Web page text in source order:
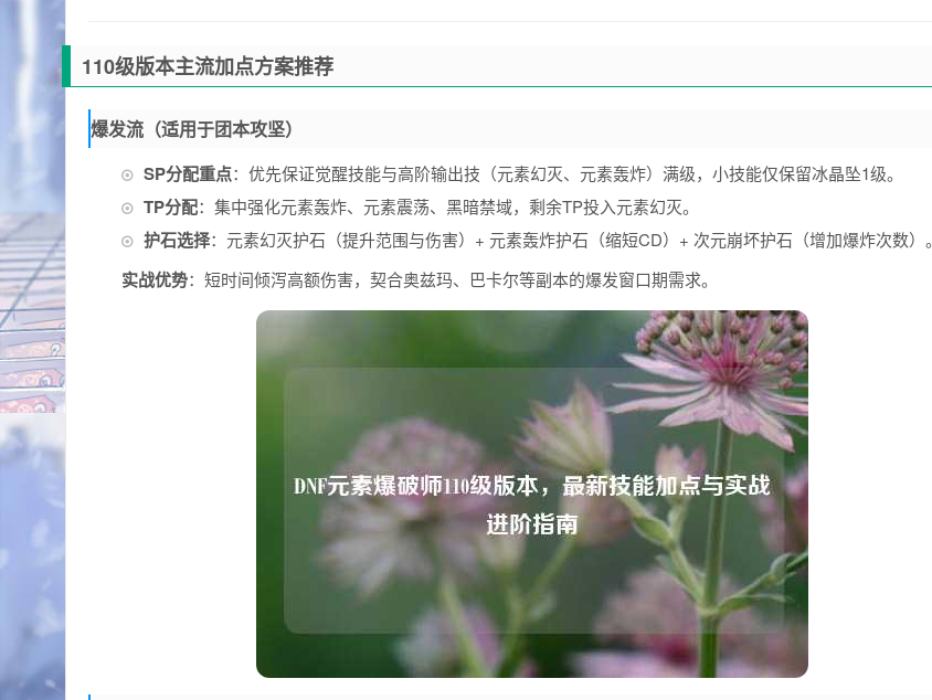
110级版本主流加点方案推荐
爆发流（适用于团本攻坚）
SP分配重点：优先保证觉醒技能与高阶输出技（元素幻灭、元素轰炸）满级，小技能仅保留冰晶坠1级。
TP分配：集中强化元素轰炸、元素震荡、黑暗禁域，剩余TP投入元素幻灭。
护石选择：元素幻灭护石（提升范围与伤害）+ 元素轰炸护石（缩短CD）+ 次元崩坏护石（增加爆炸次数）。
实战优势：短时间倾泻高额伤害，契合奥兹玛、巴卡尔等副本的爆发窗口期需求。